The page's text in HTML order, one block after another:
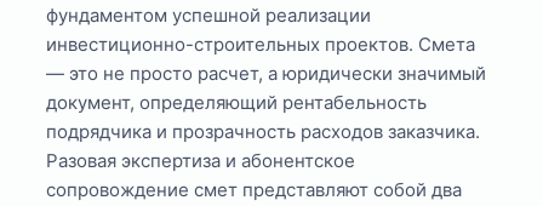
фундаментом успешной реализации
инвестиционно-строительных проектов. Смета
— это не просто расчет, а юридически значимый
документ, определяющий рентабельность
подрядчика и прозрачность расходов заказчика.
Разовая экспертиза и абонентское
сопровождение смет представляют собой два